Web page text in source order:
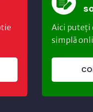
Aici puteți
simplă